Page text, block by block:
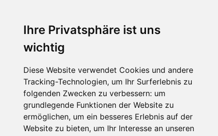
Ihre Privatsphäre ist uns
wichtig
Diese Website verwendet Cookies und andere
Tracking-Technologien, um Ihr Surferlebnis zu
folgenden Zwecken zu verbessern: um
grundlegende Funktionen der Website zu
ermöglichen, um ein besseres Erlebnis auf der
Website zu bieten, um Ihr Interesse an unseren
SCHNEEHÖHEN SKI APP
Die Schneehoehen Ski APP für iOS und Android - Ein
Muss für alle Wintersportler und Schneefreaks!